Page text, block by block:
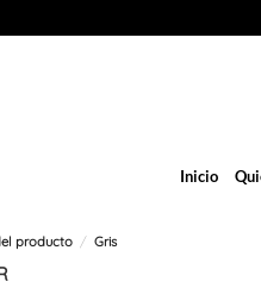
Inicio
producto / Gris